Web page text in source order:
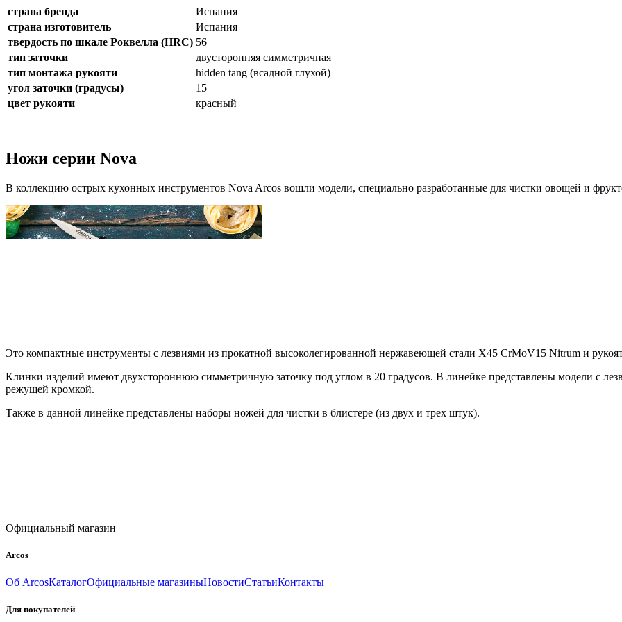
страна бренда
Испания
страна изготовитель
Испания
твердость по шкале Роквелла (HRC) 56
тип заточки
двусторонняя симметричная
тип монтажа рукояти
hidden tang (всадной глухой)
угол заточки (градусы)
15
цвет рукояти
красный
Ножи серии Nova
В коллекцию острых кухонных инструментов Nova Arcos вошли модели, специально разработанные для чистки овощей и
Это компактные инструменты с лезвиями из прокатной высоколегированной нержавеющей стали X45 CrMoV15 Nitrum и
Клинки изделий имеют двухстороннюю симметричную заточку под углом в 20 градусов. В линейке представлены модели с
режущей кромкой.
Также в данной линейке представлены наборы ножей для чистки в блистере (из двух и трех штук).
Официальный магазин
Arcos
Об ArcosКаталогОфициальные магазиныНовостиСтатьиКонтакты
Для покупателей